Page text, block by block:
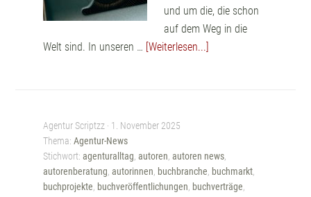
und um die, die schon
auf dem Weg in die
Welt sind. In unseren … [Weiterlesen...]
Agentur Scriptzz · 1. November 2025
Thema:Agentur-News
Stichwort:agenturalltag ,autoren ,autoren news
autorenberatung ,autorinnen buchbranche buchmarkt
buchprojekte buchveröffentlichungen buchverträge